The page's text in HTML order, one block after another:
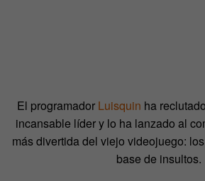
El programador Luisquin ha
incansable líder y lo ha lanzado al
más divertida del viejo videojuego:
base de insultos.